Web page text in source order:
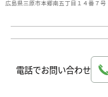
広島県三原市本郷南五丁目１４番７号
電話でお問い合わせ